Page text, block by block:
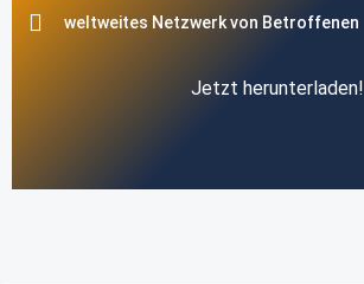
weltweites Netzwerk von Betroffenen
Jetzt herunterladen!